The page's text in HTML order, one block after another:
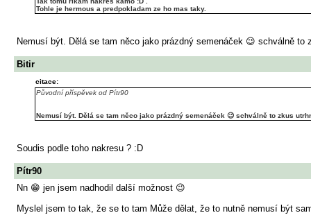
Tohle je hermous a predpokladam ze ho mas taky.
Nemusí být. Dělá se tam něco jako prázdný semenáček 😉 schválně to
Bitir
citace:
Původní příspěvek od Pítr90
Nemusí být. Dělá se tam něco jako prázdný semenáček 😉 schválně to zkus
Soudis podle toho nakresu ? :D
Pítr90
Nn 😁 jen jsem nadhodil další možnost 😉
Myslel jsem to tak, že se to tam Může dělat, že to nutně nemusí být